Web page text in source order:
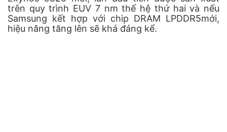
trên quy trình EUV 7 nm thế hệ thứ hai và nếu
Samsung kết hợp với chip DRAM LPDDR5mới,
hiệu năng tăng lên sẽ khá đáng kể.